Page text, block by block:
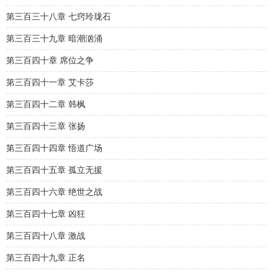
第三百三十八章 七窍玲珑石
第三百三十九章 暗潮汹涌
第三百四十章 席位之争
第三百四十一章 艾卡莎
第三百四十二章 韩枫
第三百四十三章 张扬
第三百四十四章 悟道广场
第三百四十五章 孤立无援
第三百四十六章 绝世之战
第三百四十七章 凶狂
第三百四十八章 激战
第三百四十九章 正名